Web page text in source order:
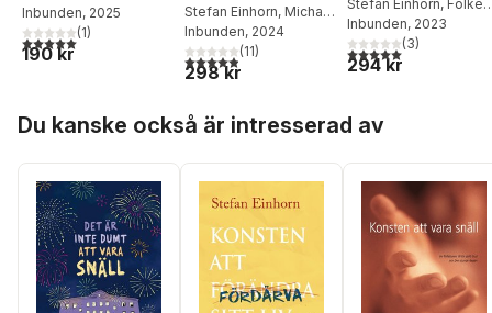
Svirsky
Inbunden, 2025
5,0utav 5 stjärnor. Totalt antal röster:
(1)
190 kr
föräldraskap
Stefan Einhorn, Michael
Einhorn
Inbunden, 2024
4,9utav 5 stjärnor. Totalt antal röster:
(11)
298 kr
gott och ont
Stefan Einhorn, Folke
Tersman
Inbunden, 2023
5,0utav 5 stjärnor.
(3)
294 kr
Du kanske också är intresserad av